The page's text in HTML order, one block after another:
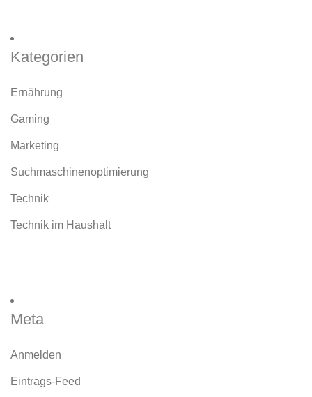
Kategorien
Ernährung
Gaming
Marketing
Suchmaschinenoptimierung
Technik
Technik im Haushalt
Meta
Anmelden
Eintrags-Feed